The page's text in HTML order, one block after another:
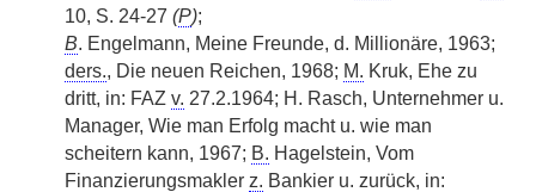
10, S. 24-27 (P);
B. Engelmann, Meine Freunde, d. Millionäre, 1963;
ders., Die neuen Reichen, 1968; M. Kruk, Ehe zu
dritt, in: FAZ v. 27.2.1964; H. Rasch, Unternehmer u.
Manager, Wie man Erfolg macht u. wie man
scheitern kann, 1967; B. Hagelstein, Vom
Finanzierungsmakler z. Bankier u. zurück, in: